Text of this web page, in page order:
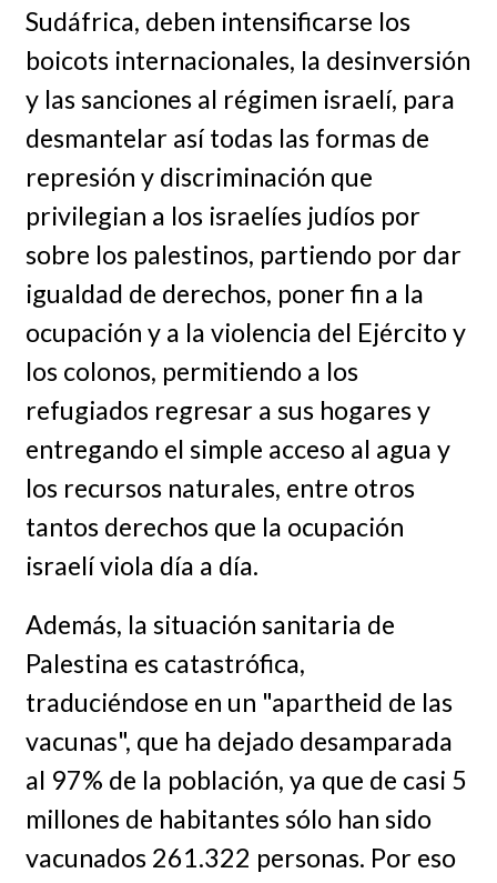
Sudáfrica, deben intensificarse los
boicots internacionales, la desinversión
y las sanciones al régimen israelí, para
desmantelar así todas las formas de
represión y discriminación que
privilegian a los israelíes judíos por
sobre los palestinos, partiendo por dar
igualdad de derechos, poner fin a la
ocupación y a la violencia del Ejército y
los colonos, permitiendo a los
refugiados regresar a sus hogares y
entregando el simple acceso al agua y
los recursos naturales, entre otros
tantos derechos que la ocupación
israelí viola día a día.
Además, la situación sanitaria de
Palestina es catastrófica,
traduciéndose en un "apartheid de las
vacunas", que ha dejado desamparada
al 97% de la población, ya que de casi 5
millones de habitantes sólo han sido
vacunados 261.322 personas. Por eso